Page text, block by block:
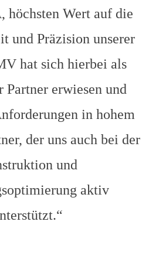
höchsten Wert auf die
und Präzision unserer
hat sich hierbei als
Partner erwiesen und
in hohem
der uns auch bei der
und
aktiv